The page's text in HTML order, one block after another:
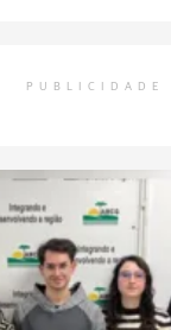
PUBLICIDADE